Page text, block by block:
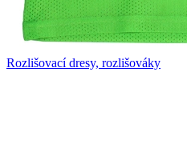
Rozlišovací dresy, rozlišováky